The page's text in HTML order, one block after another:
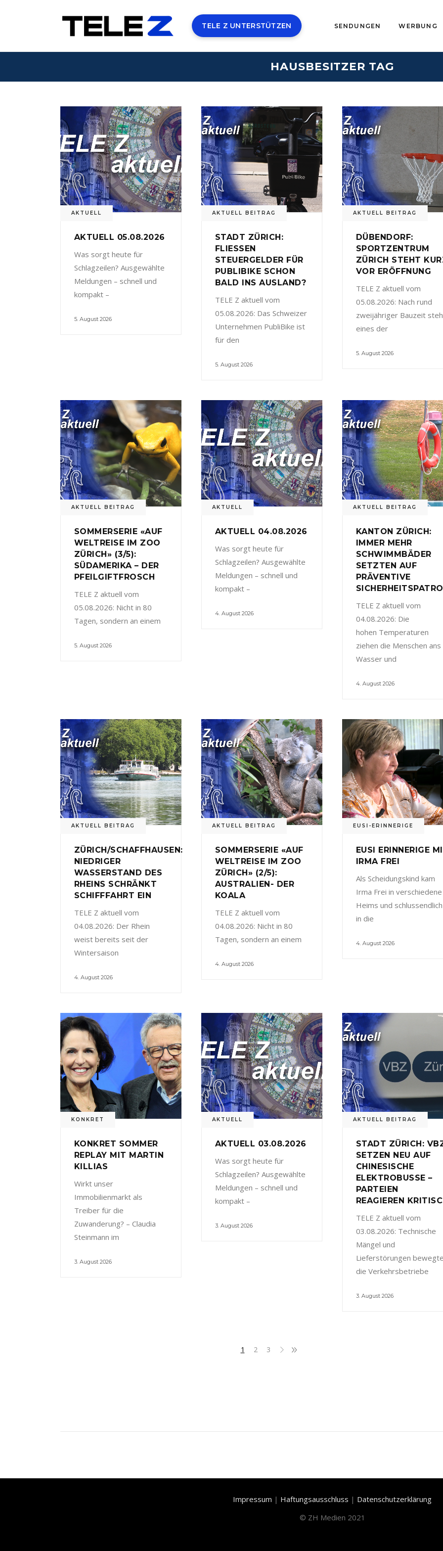
TELE Z UNTERSTÜTZEN SENDUNGEN WERBUNG
HAUSBESITZER TAG
AKTUELL
AKTUELL 05.08.2026
Was sorgt heute für
Schlagzeilen? Ausgewählte
Meldungen – schnell und
kompakt –
5. August 2026
AKTUELL BEITRAG
STADT ZÜRICH:
FLIESSEN
STEUERGELDER FÜR
PUBLIBIKE SCHON
BALD INS AUSLAND?
TELE Z aktuell vom
05.08.2026: Das Schweizer
Unternehmen PubliBike ist
für den
5. August 2026
AKTUELL BEITRAG
DÜBENDORF:
SPORTZENTRUM
ZÜRICH STEHT
VOR ERÖFFNUNG
TELE Z aktuell vom
05.08.2026: Nach rund
zweijähriger Bauzeit
eines der
5. August 2026
AKTUELL BEITRAG
SOMMERSERIE «AUF
WELTREISE IM ZOO
ZÜRICH» (3/5):
SÜDAMERIKA – DER
PFEILGIFTFROSCH
TELE Z aktuell vom
05.08.2026: Nicht in 80
Tagen, sondern an einem
5. August 2026
AKTUELL
AKTUELL 04.08.2026
Was sorgt heute für
Schlagzeilen? Ausgewählte
Meldungen – schnell und
kompakt –
4. August 2026
AKTUELL BEITRAG
KANTON ZÜRICH:
IMMER MEHR
SCHWIMMBÄDER
SETZTEN AUF
PRÄVENTIVE
TELE Z aktuell vom
04.08.2026: Die
hohen Temperaturen
ziehen die Menschen ans
Wasser und
4. August 2026
AKTUELL BEITRAG
ZÜRICH/SCHAFFHAUSEN:
NIEDRIGER
WASSERSTAND DES
RHEINS SCHRÄNKT
SCHIFFFAHRT EIN
TELE Z aktuell vom
04.08.2026: Der Rhein
weist bereits seit der
Wintersaison
4. August 2026
AKTUELL BEITRAG
SOMMERSERIE «AUF
WELTREISE IM ZOO
ZÜRICH» (2/5):
AUSTRALIEN- DER
KOALA
TELE Z aktuell vom
04.08.2026: Nicht in 80
Tagen, sondern an einem
4. August 2026
EUSI-ERINNERIGE
EUSI ERINNERIGE
IRMA FREI
Als Scheidungskind kam
Irma Frei in verschiedene
Heims und schlussendlich
in die
4. August 2026
KONKRET
KONKRET SOMMER
REPLAY MIT MARTIN
KILLIAS
Wirkt unser
Immobilienmarkt als
Treiber für die
Zuwanderung? – Claudia
Steinmann im
3. August 2026
AKTUELL
AKTUELL 03.08.2026
Was sorgt heute für
Schlagzeilen? Ausgewählte
Meldungen – schnell und
kompakt –
3. August 2026
AKTUELL BEITRAG
STADT ZÜRICH:
SETZEN NEU AUF
CHINESISCHE
ELEKTROBUSSE –
PARTEIEN
REAGIEREN
TELE Z aktuell vom
03.08.2026: Technische
Mängel und
Lieferstörungen
die Verkehrsbetriebe
3. August 2026
1 2 3
Impressum | Haftungsausschluss | Datenschutzerklärung
© ZH Medien 2021